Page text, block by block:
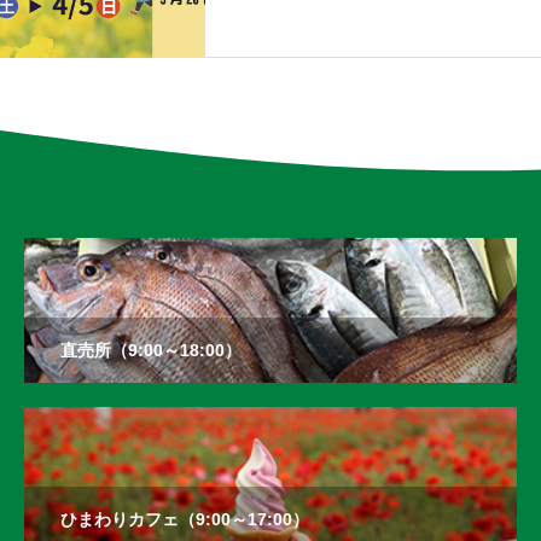
直売所（9:00～18:00）
ひまわりカフェ（9:00～17:00）